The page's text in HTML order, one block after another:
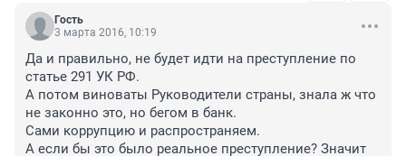
Гость
3 марта 2016, 10:19
Да и правильно, не будет идти на преступление по
статье 291 УК РФ.
А потом виноваты Руководители страны, знала ж что
не законно это, но бегом в банк.
Сами коррупцию и распространяем.
А если бы это было реальное преступление? Значит